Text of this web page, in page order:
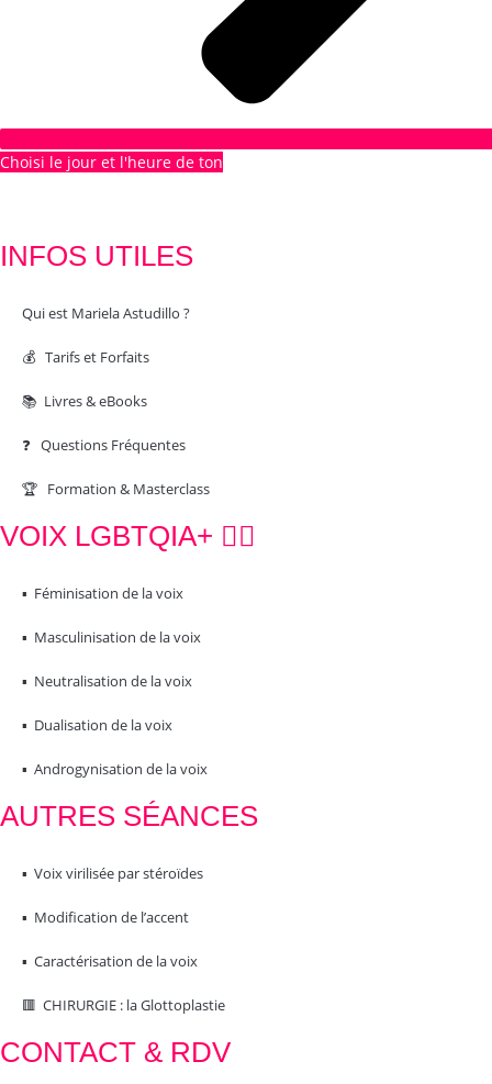
Choisi le jour et l'heure de ton
INFOS UTILES
Qui est Mariela Astudillo ?
💰 Tarifs et Forfaits
📚 Livres & eBooks
❓ Questions Fréquentes
🏆 Formation & Masterclass
VOIX LGBTQIA+ 🏳️‍🌈
▪️ Féminisation de la voix
▪️ Masculinisation de la voix
▪️ Neutralisation de la voix
▪️ Dualisation de la voix
▪️ Androgynisation de la voix
AUTRES SÉANCES
▪️ Voix virilisée par stéroïdes
▪️ Modification de l’accent
▪️ Caractérisation de la voix
🟥 CHIRURGIE : la Glottoplastie
CONTACT & RDV